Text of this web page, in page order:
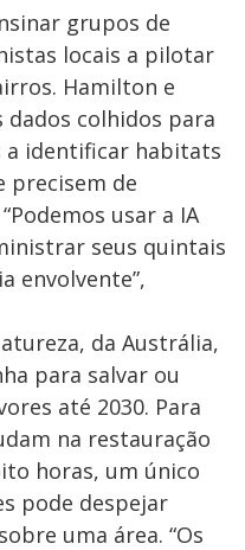
grupos de
locais a pilotar
Hamilton e
dados colhidos para
a identificar habitats
precisem de
usar a IA
seus quintais
envolvente”,
da Austrália,
para salvar ou
até 2030. Para
na restauração
horas, um único
pode despejar
uma área. “Os